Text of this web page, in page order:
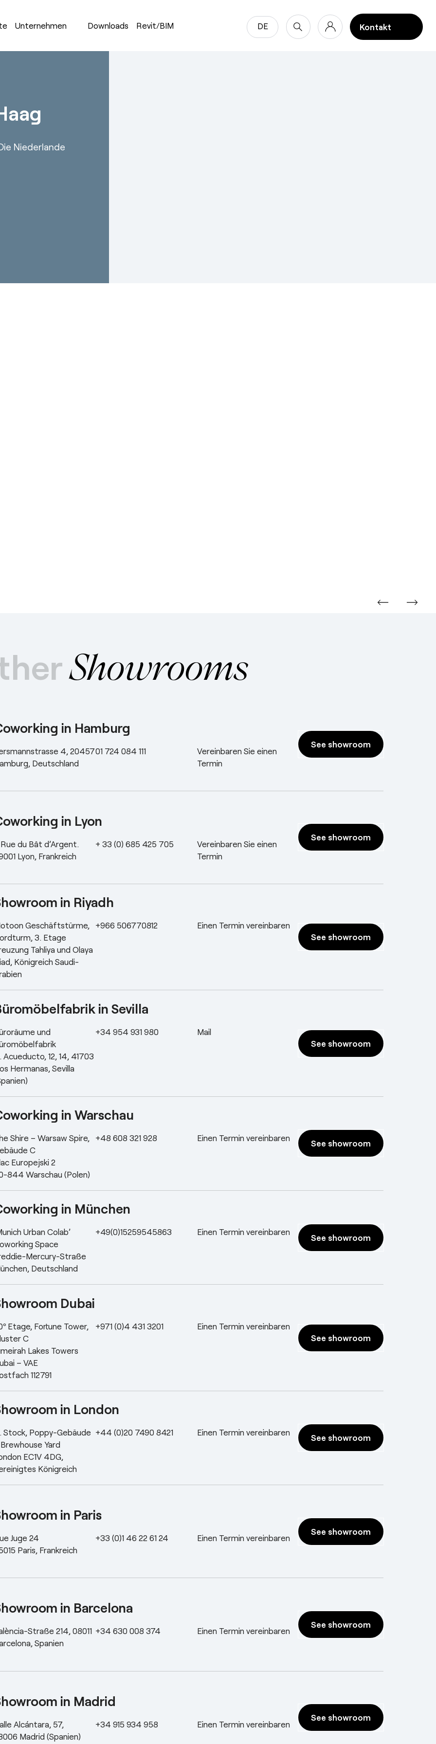
Unternehmen Downloads Revit/BIM DE
Kontakt
Kontakt
Niederlande
Showrooms
in Hamburg
4, 20457
Deutschland
01 724 084 111
Vereinbaren Sie einen
Termin
See showroom
in Lyon
du Bât d’Argent.
Lyon, Frankreich
+ 33 (0) 685 425 705
Vereinbaren Sie einen
Termin
See showroom
in Riyadh
Geschäftstürme,
3. Etage
Tahliya und Olaya
Königreich Saudi-
+966 506770812
Einen Termin vereinbaren
See showroom
in Sevilla
und
Acueducto, 12, 14, 41703
Hermanas, Sevilla
+34 954 931 980
Mail
See showroom
in Warschau
Shire – Warsaw Spire,
C
Europejski 2
844 Warschau (Polen)
+48 608 321 928 Einen Termin vereinbaren
See showroom
in München
Urban Colab’
Space
Mercury-Straße
Deutschland
+49(0)15259545863 Einen Termin vereinbaren
See showroom
Dubai
Etage, Fortune Tower,
C
Lakes Towers
– VAE
112791
+971 (0)4 431 3201
Einen Termin vereinbaren
See showroom
in London
Stock, Poppy-Gebäude
Yard
EC1V 4DG,
Königreich
+44 (0)20 7490 8421 Einen Termin vereinbaren
See showroom
in Paris
Juge 24
Paris, Frankreich
+33 (0)1 46 22 61 24 Einen Termin vereinbaren
See showroom
in Barcelona
Straße 214, 08011
Spanien
+34 630 008 374 Einen Termin vereinbaren
See showroom
in Madrid
Alcántara, 57,
Madrid (Spanien)
+34 915 934 958 Einen Termin vereinbaren
See showroom